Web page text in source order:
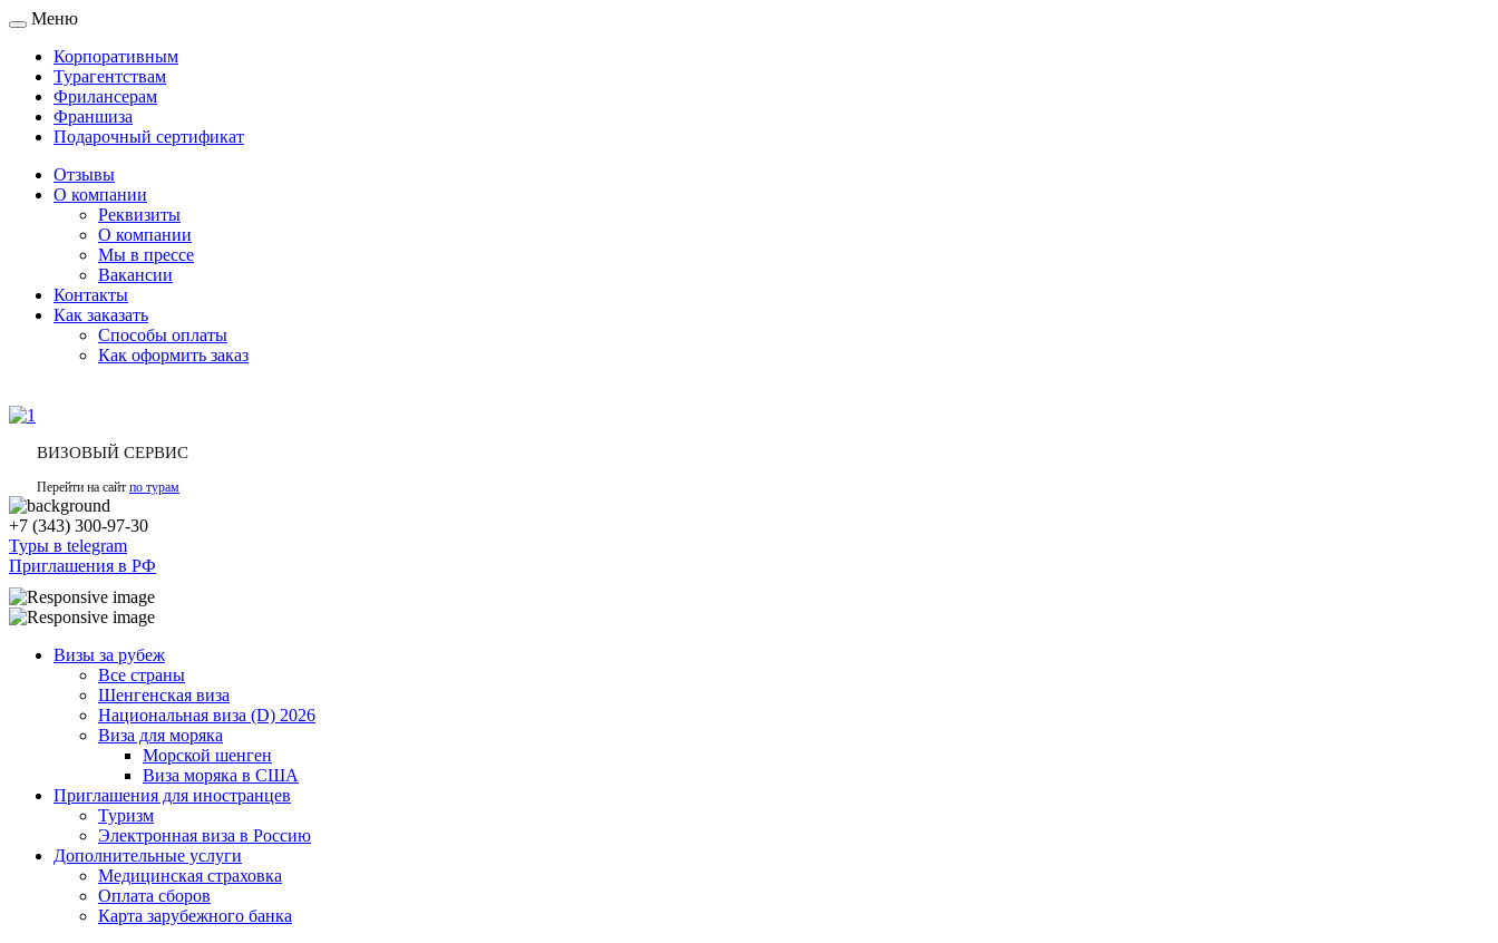
Toggle
navigation
Меню
Корпоративным
Турагентствам
Фрилансерам
Франшиза
Подарочный сертификат
Отзывы
О компании
Реквизиты
О компании
Мы в прессе
Вакансии
Контакты
Как заказать
Способы оплаты
Как оформить заказ
ВИЗОВЫЙ СЕРВИС
Перейти на сайт по турам
+7 (343) 300-97-30
Туры в telegram
Приглашения в РФ
Визы за рубеж
Все страны
Шенгенская виза
Национальная виза (D) 2026
Виза для моряка
Морской шенген
Виза моряка в США
Приглашения для иностранцев
Туризм
Электронная виза в Россию
Дополнительные услуги
Медицинская страховка
Оплата сборов
Карта зарубежного банка